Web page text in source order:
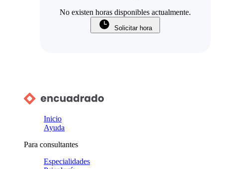
No existen horas disponibles actualmente.
Solicitar hora
Inicio
Ayuda
Para consultantes
Especialidades